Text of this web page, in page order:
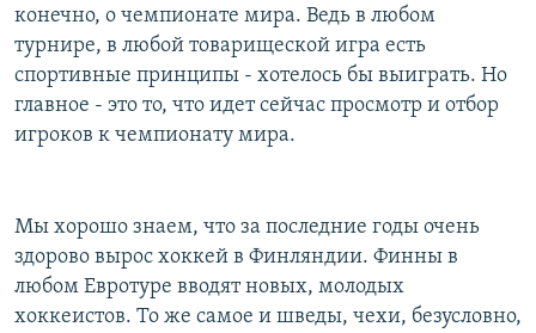
Все сайты РСЕ/РС
конечно, о чемпионате мира. Ведь в любом
турнире, в любой товарищеской игра есть
спортивные принципы - хотелось бы выиграть. Но
главное - это то, что идет сейчас просмотр и отбор
игроков к чемпионату мира.
Мы хорошо знаем, что за последние годы очень
здорово вырос хоккей в Финляндии. Финны в
любом Евротуре вводят новых, молодых
хоккеистов. То же самое и шведы, чехи, безусловно,